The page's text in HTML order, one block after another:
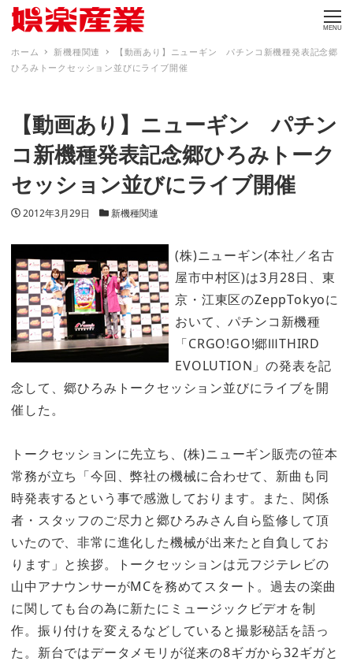
MENU
ホーム 新機種関連
【動画あり】ニューギン パチンコ新機種発表記念郷
ひろみトークセッション並びにライブ開催
【動画あり】ニューギン パチン
コ新機種発表記念郷ひろみトーク
セッション並びにライブ開催
投稿日
2012年3月29日 カテゴリー
新機種関連
(株)ニューギン(本社／名古
屋市中村区)は3月28日、東
京・江東区のZeppTokyoに
おいて、パチンコ新機種
「CRGO!GO!郷ⅢTHIRD
EVOLUTION」の発表を記
念して、郷ひろみトークセッション並びにライブを開
催した。
トークセッションに先立ち、(株)ニューギン販売の笹本
常務が立ち「今回、弊社の機械に合わせて、新曲も同
時発表するという事で感激しております。また、関係
者・スタッフのご尽力と郷ひろみさん自ら監修して頂
いたので、非常に進化した機械が出来たと自負してお
ります」と挨拶。トークセッションは元フジテレビの
山中アナウンサーがMCを務めてスタート。過去の楽曲
に関しても台の為に新たにミュージックビデオを制
作。振り付けを変えるなどしていると撮影秘話を語っ
た。新台ではデータメモリが従来の8ギガから32ギガと